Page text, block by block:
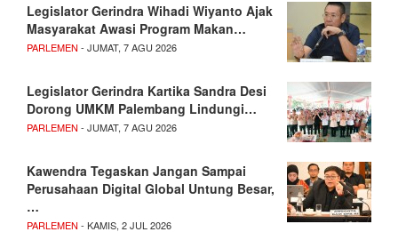
Legislator Gerindra Wihadi Wiyanto Ajak
Masyarakat Awasi Program Makan…
PARLEMEN - JUMAT, 7 AGU 2026
Legislator Gerindra Kartika Sandra Desi
Dorong UMKM Palembang Lindungi…
PARLEMEN - JUMAT, 7 AGU 2026
Kawendra Tegaskan Jangan Sampai
Perusahaan Digital Global Untung Besar,
…
PARLEMEN - KAMIS, 2 JUL 2026